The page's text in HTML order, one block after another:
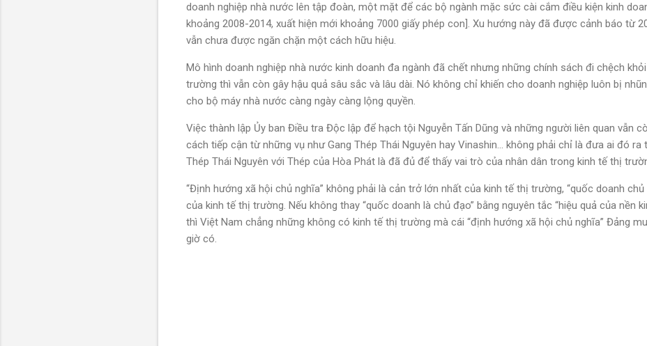
doanh nghiệp nhà nước lên tập đoàn, một mặt để các bộ ngành mặc sức cài cắm điều kiện kinh
khoảng 2008-2014, xuất hiện mới khoảng 7000 giấy phép con]. Xu hướng này đã được cảnh báo từ
vẫn chưa được ngăn chặn một cách hữu hiệu.
Mô hình doanh nghiệp nhà nước kinh doanh đa ngành đã chết nhưng những chính sách đi chệch
trường thì vẫn còn gây hậu quả sâu sắc và lâu dài. Nó không chỉ khiến cho doanh nghiệp luôn bị
cho bộ máy nhà nước càng ngày càng lộng quyền.
Việc thành lập Ủy ban Điều tra Độc lập để hạch tội Nguyễn Tấn Dũng và những người liên quan vẫn
cách tiếp cận từ những vụ như Gang Thép Thái Nguyên hay Vinashin… không phải chỉ là đưa ai đó ra
Thép Thái Nguyên với Thép của Hòa Phát là đã đủ để thấy vai trò của nhân dân trong kinh tế thị
“Định hướng xã hội chủ nghĩa” không phải là cản trở lớn nhất của kinh tế thị trường, “quốc doanh
của kinh tế thị trường. Nếu không thay “quốc doanh là chủ đạo” bằng nguyên tắc “hiệu quả của nền
thì Việt Nam chẳng những không có kinh tế thị trường mà cái “định hướng xã hội chủ nghĩa” Đảng
giờ có.